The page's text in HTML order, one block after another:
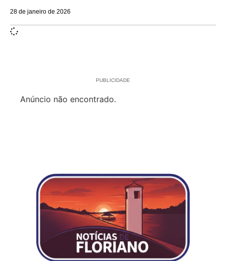
28 de janeiro de 2026
PUBLICIDADE
Anúncio não encontrado.